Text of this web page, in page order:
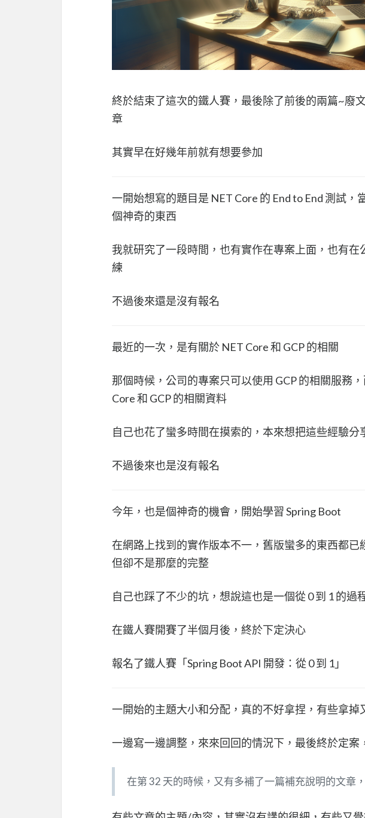
終於結束了這次的鐵人賽，最後除了前後的兩篇~廢
章
其實早在好幾年前就有想要參加
一開始想寫的題目是 NET Core 的 End to End 測試
個神奇的東西
我就研究了一段時間，也有實作在專案上面，也有在
練
不過後來還是沒有報名
最近的一次，是有關於 NET Core 和 GCP 的相關
那個時候，公司的專案只可以使用 GCP 的相關服務
Core 和 GCP 的相關資料
自己也花了蠻多時間在摸索的，本來想把這些經驗分
不過後來也是沒有報名
今年，也是個神奇的機會，開始學習 Spring Boot
在網路上找到的實作版本不一，舊版蠻多的東西都已
但卻不是那麼的完整
自己也踩了不少的坑，想說這也是一個從 0 到 1 的過
在鐵人賽開賽了半個月後，終於下定決心
報名了鐵人賽「Spring Boot API 開發：從 0 到 1」
一開始的主題大小和分配，真的不好拿捏，有些拿
一邊寫一邊調整，來來回回的情況下，最後終於定案
在第 32 天的時候，又有多補了一篇補充說明的文章